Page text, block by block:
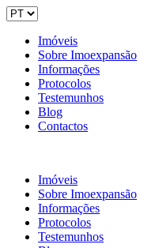
Imóveis
Sobre Imoexpansão
Informações
Protocolos
Testemunhos
Blog
Contactos
Imóveis
Sobre Imoexpansão
Informações
Protocolos
Testemunhos